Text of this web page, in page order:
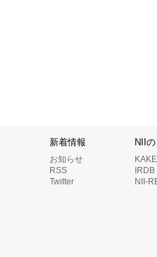
新着情報
お知らせ
RSS
Twitter
NII
NII-